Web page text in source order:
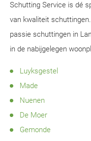
Schutting Service is dé
van kwaliteit
passie schuttingen in
in de nabijgelegen
Luyksgestel
Made
Nuenen
De Moer
Gemonde